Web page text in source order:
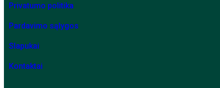
Privatumo politika
Pardavimo sąlygos
Slapukai
Kontaktai